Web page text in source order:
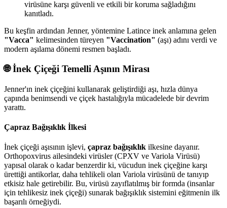
virüsüne karşı güvenli ve etkili bir koruma sağladığını
kanıtladı.
Bu keşfin ardından Jenner, yöntemine Latince inek anlamına gelen
"Vacca" kelimesinden türeyen "Vaccination" (aşı) adını verdi ve
modern aşılama dönemi resmen başladı.
🌐 İnek Çiçeği Temelli Aşının Mirası
Jenner'ın inek çiçeğini kullanarak geliştirdiği aşı, hızla dünya
çapında benimsendi ve çiçek hastalığıyla mücadelede bir devrim
yarattı.
Çapraz Bağışıklık İlkesi
İnek çiçeği aşısının işlevi, çapraz bağışıklık ilkesine dayanır.
Orthopoxvirus ailesindeki virüsler (CPXV ve Variola Virüsü)
yapısal olarak o kadar benzerdir ki, vücudun inek çiçeğine karşı
ürettiği antikorlar, daha tehlikeli olan Variola virüsünü de tanıyıp
etkisiz hale getirebilir. Bu, virüsü zayıflatılmış bir formda (insanlar
için tehlikesiz inek çiçeği) sunarak bağışıklık sistemini eğitmenin ilk
başarılı örneğiydi.